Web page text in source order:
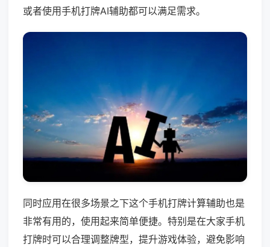
或者使用手机打牌AI辅助都可以满足需求。
同时应用在很多场景之下这个手机打牌计算辅助也是
非常有用的，使用起来简单便捷。特别是在大家手机
打牌时可以合理调整牌型，提升游戏体验，避免影响